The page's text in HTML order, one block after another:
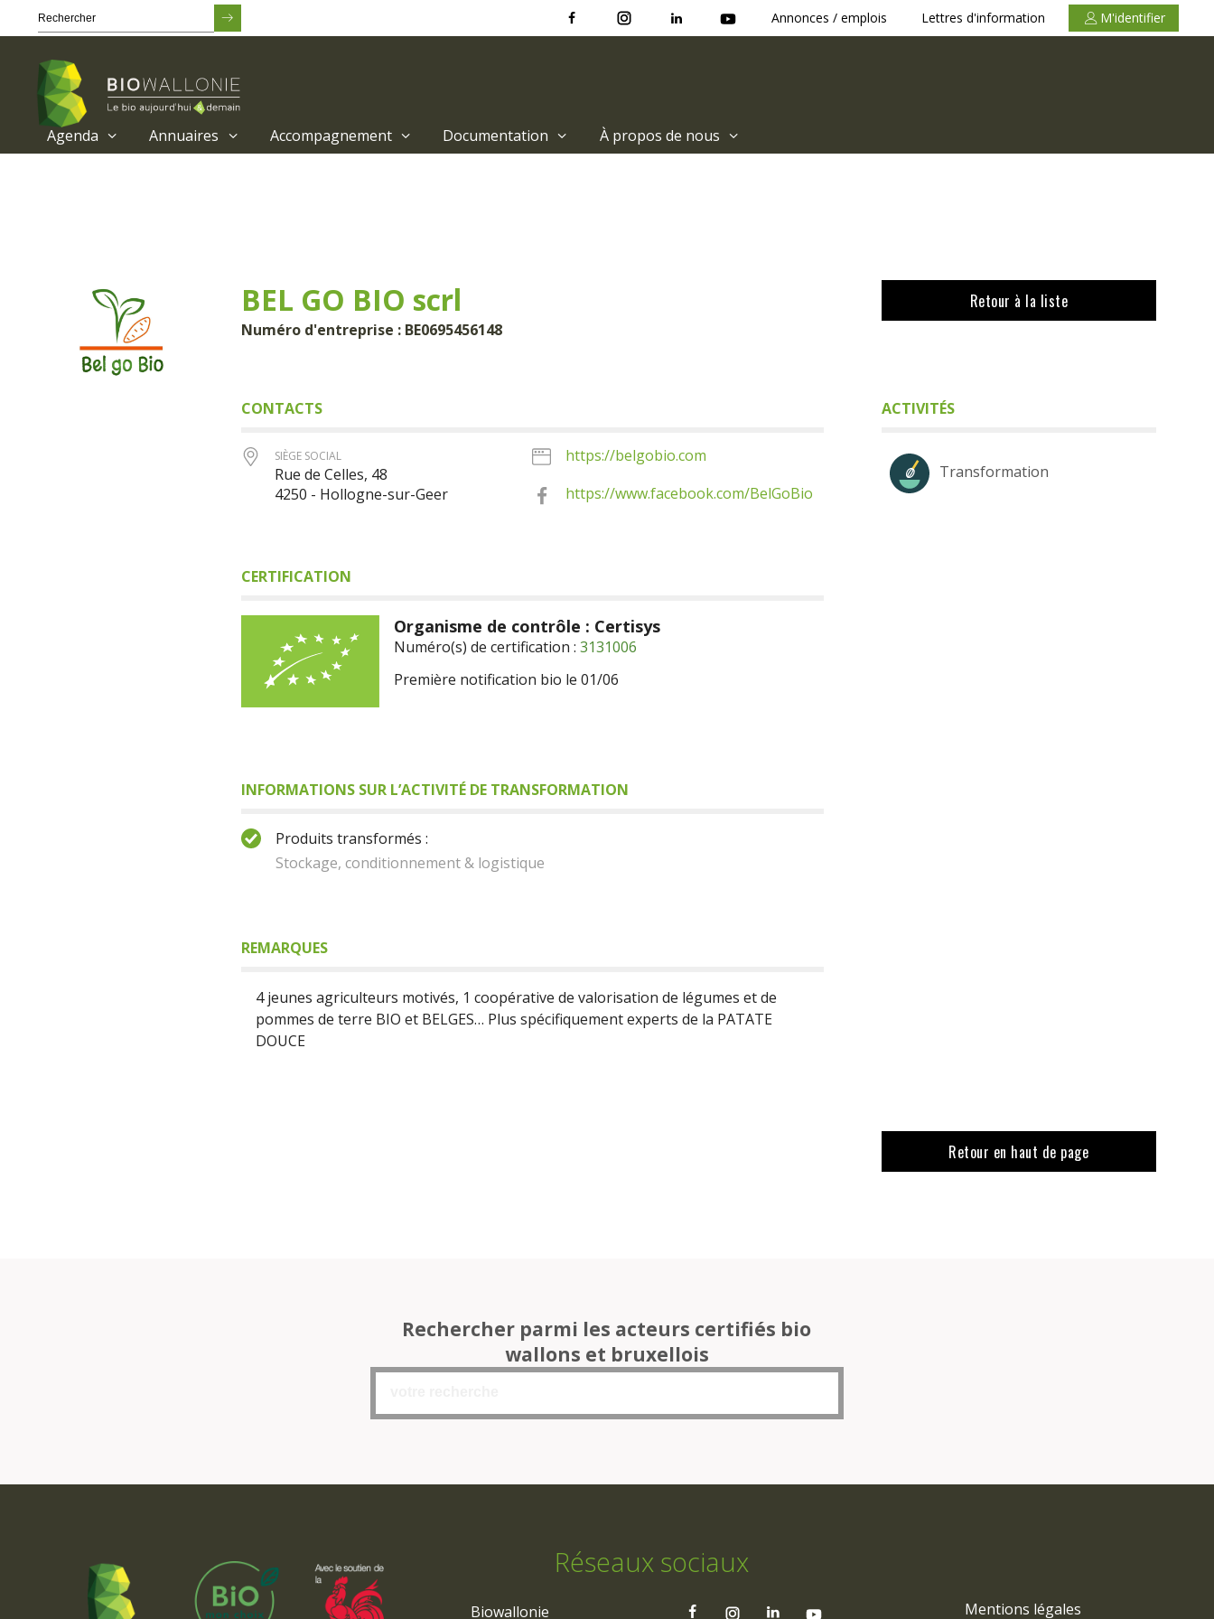
Annonces / emplois Lettres d'information M'identifier
Agenda Annuaires Accompagnement Documentation À propos de nous
BEL GO BIO scrl
Numéro d'entreprise : BE0695456148
CONTACTS
SIÈGE SOCIAL
Rue de Celles, 48
4250 - Hollogne-sur-Geer
https://belgobio.com
https://www.facebook.com/BelGoBio
CERTIFICATION
Organisme de contrôle : Certisys
Numéro(s) de certification : 3131006
Première notification bio le 01/06
INFORMATIONS SUR L’ACTIVITÉ DE TRANSFORMATION
Produits transformés :
Stockage, conditionnement & logistique
REMARQUES
4 jeunes agriculteurs motivés, 1 coopérative de valorisation de légumes et de
pommes de terre BIO et BELGES… Plus spécifiquement experts de la PATATE
DOUCE
Retour à la liste
ACTIVITÉS
Transformation
Retour en haut de page
Rechercher parmi les acteurs certifiés bio
wallons et bruxellois
Réseaux sociaux
Biowallonie Mentions légales